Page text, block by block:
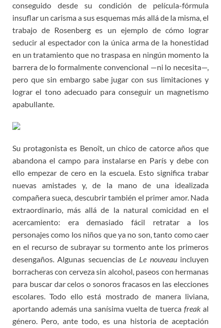
conseguido desde su condición de película-fórmula
insuflar un carisma a sus esquemas más allá de la misma, el
trabajo de Rosenberg es un ejemplo de cómo lograr
seducir al espectador con la única arma de la honestidad
en un tratamiento que no traspasa en ningún momento la
barrera de lo formalmente convencional —ni lo necesita—,
pero que sin embargo sabe jugar con sus limitaciones y
lograr el tono adecuado para conseguir un magnetismo
apabullante.
Su protagonista es Benoît, un chico de catorce años que
abandona el campo para instalarse en París y debe con
ello empezar de cero en la escuela. Esto significa trabar
nuevas amistades y, de la mano de una idealizada
compañera sueca, descubrir también el primer amor. Nada
extraordinario, más allá de la natural comicidad en el
acercamiento: era demasiado fácil retratar a los
personajes como los niños que ya no son, tanto como caer
en el recurso de subrayar su tormento ante los primeros
desengaños. Algunas secuencias de Le nouveauincluyen
borracheras con cerveza sin alcohol, paseos con hermanas
para buscar dar celos o sonoros fracasos en las elecciones
escolares. Todo ello está mostrado de manera liviana,
aportando además una sanísima vuelta de tuerca freak al
género. Pero, ante todo, es una historia de aceptación